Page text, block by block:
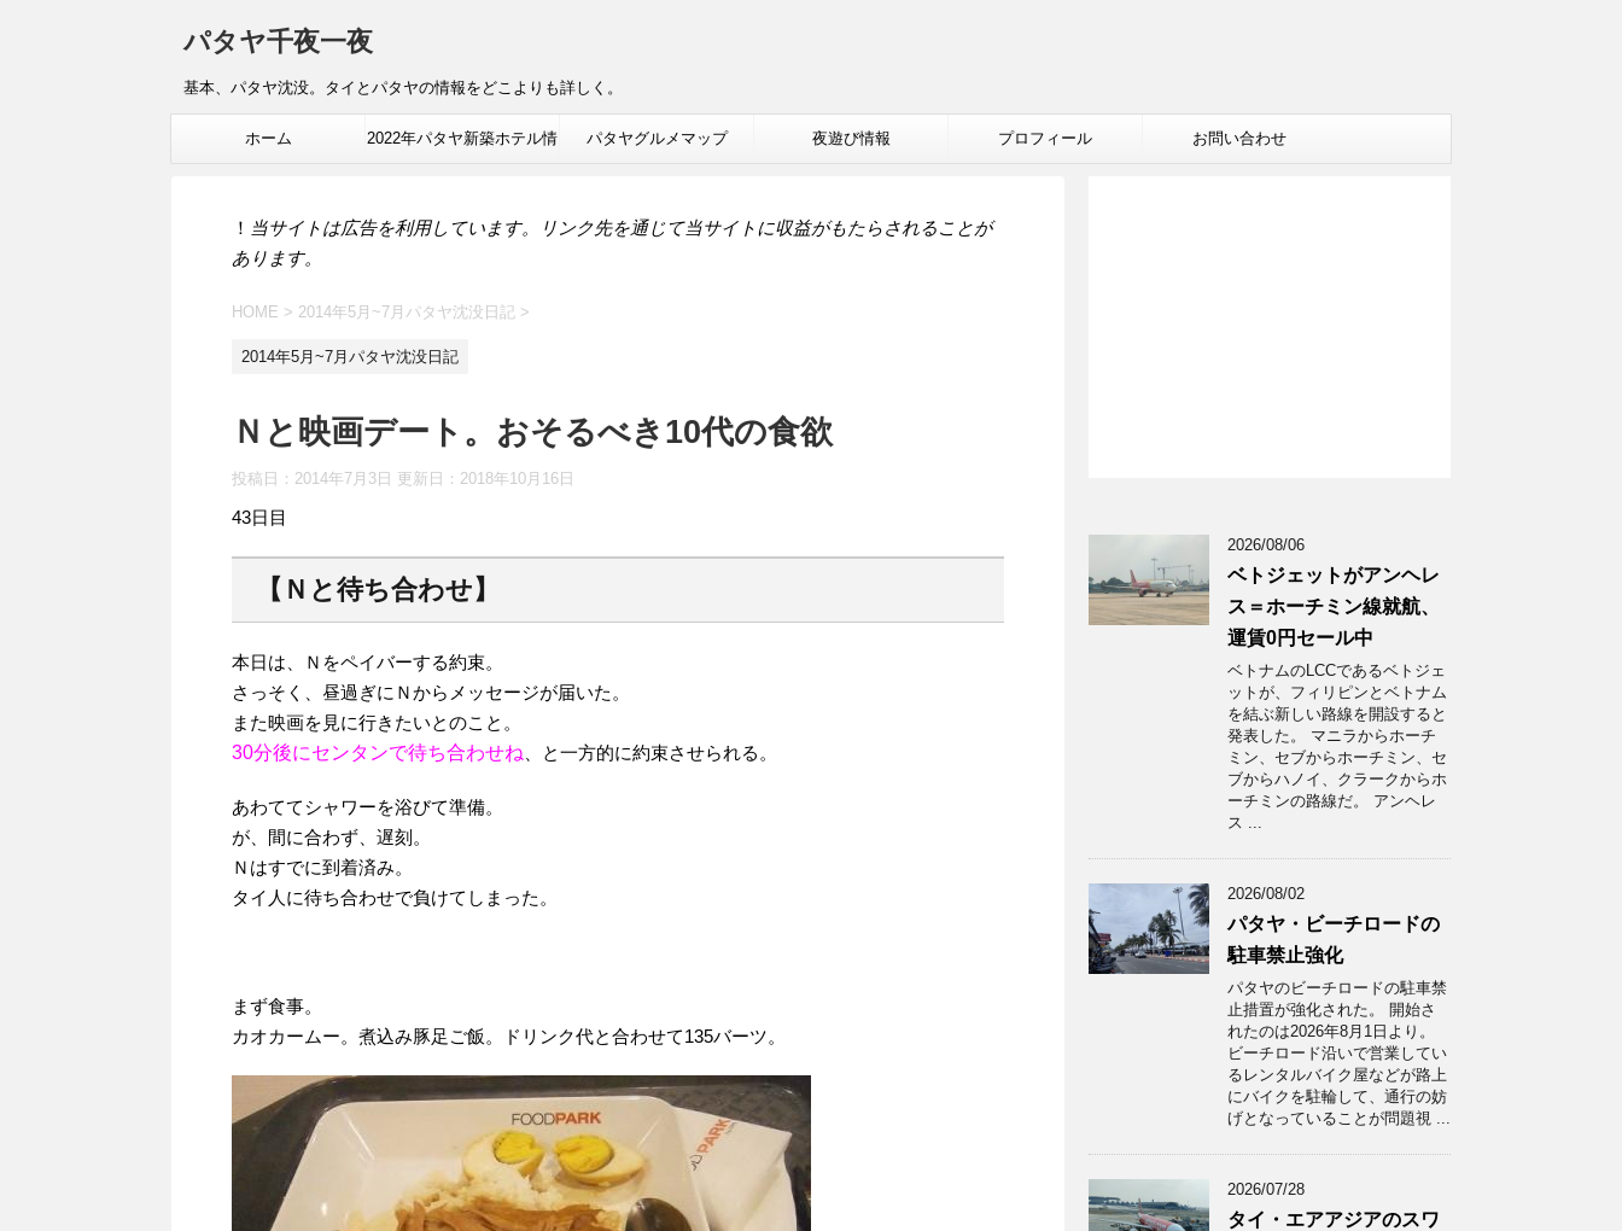
パタヤ千夜一夜
基本、パタヤ沈没。タイとパタヤの情報をどこよりも詳しく。
ホーム 2022年パタヤ新築ホテル情 パタヤグルメマップ 夜遊び情報 プロフィール お問い合わせ
！ 当サイトは広告を利用しています。リンク先を通じて当サイトに収益がもたらされることが
あります。
HOME > 2014年5月~7月パタヤ沈没日記 >
2014年5月~7月パタヤ沈没日記
Ｎと映画デート。おそるべき10代の食欲
投稿日：2014年7月3日 更新日： 2018年10月16日
43日目
【Ｎと待ち合わせ】
本日は、Ｎをペイバーする約束。
さっそく、昼過ぎにＮからメッセージが届いた。
また映画を見に行きたいとのこと。
30分後にセンタンで待ち合わせね 、と一方的に約束させられる。
あわててシャワーを浴びて準備。
が、間に合わず、遅刻。
Ｎはすでに到着済み。
タイ人に待ち合わせで負けてしまった。
まず食事。
カオカームー。煮込み豚足ご飯。ドリンク代と合わせて135バーツ。
2026/08/06
ベトジェットがアンヘレ
ス＝ホーチミン線就航、
運賃0円セール中
ベトナムのLCCであるベトジェ
ットが、フィリピンとベトナム
を結ぶ新しい路線を開設すると
発表した。 マニラからホーチ
ミン、セブからホーチミン、セ
ブからハノイ、クラークからホ
ーチミンの路線だ。 アンヘレ
ス ...
2026/08/02
パタヤ・ビーチロードの
駐車禁止強化
パタヤのビーチロードの駐車禁
止措置が強化された。 開始さ
れたのは2026年8月1日より。
ビーチロード沿いで営業してい
るレンタルバイク屋などが路上
にバイクを駐輪して、通行の妨
げとなっていることが問題視 ...
2026/07/28
タイ・エアアジアのスワ